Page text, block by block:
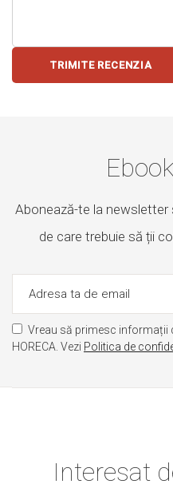
TRIMITE RECENZIA
Abonează-te la newsletter
de care trebuie să ții
Vreau să primesc informații
HORECA. Vezi Politica de
Interesat